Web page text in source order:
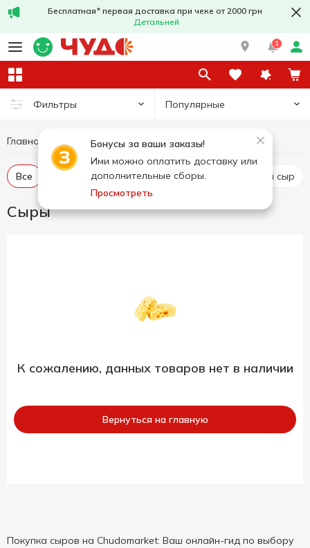
Бесплатная* первая доставка при чеке от 2000 грн
Детальней
1
Фильтры Популярные
Бонусы за ваши заказы!
Ими можно оплатить доставку или
дополнительные сборы.
Просмотреть
Главная Яйца и молочные продукты Сыры
Все Твердый и полутвердый сыр Рассольный сыр
Сыры
К сожалению, данных товаров нет в наличии
Вернуться на главную
Покупка сыров на Chudomarket: Ваш онлайн-гид по выбору